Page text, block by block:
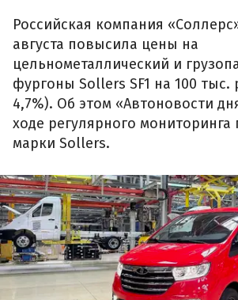
Российская компания
августа повысила цены на
цельнометаллический и
фургоны Sollers SF1 на 100 тыс.
4,7%). Об этом «Автоновости
ходе регулярного мониторинга
марки Sollers.